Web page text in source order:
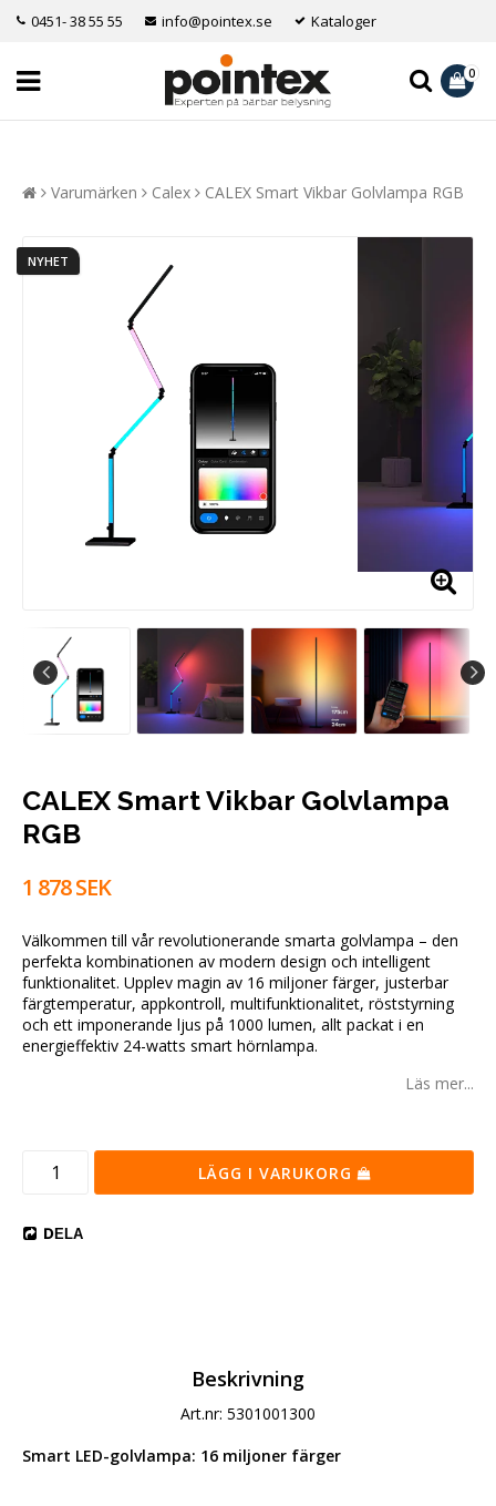
0451- 38 55 55 info@pointex.se Kataloger
0
Varumärken Calex CALEX Smart Vikbar Golvlampa RGB
NYHET
CALEX Smart Vikbar Golvlampa
RGB
1 878 SEK
Välkommen till vår revolutionerande smarta golvlampa – den
perfekta kombinationen av modern design och intelligent
funktionalitet. Upplev magin av 16 miljoner färger, justerbar
färgtemperatur, appkontroll, multifunktionalitet, röststyrning
och ett imponerande ljus på 1000 lumen, allt packat i en
energieffektiv 24-watts smart hörnlampa.
Läs mer...
LÄGG I VARUKORG
DELA
Beskrivning
Art.nr: 5301001300
Smart LED-golvlampa: 16 miljoner färger